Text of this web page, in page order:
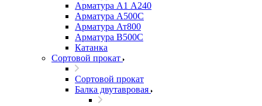
Арматура А1 А240
Арматура А500С
Арматура Ат800
Арматура В500С
Катанка
Сортовой прокат
Сортовой прокат
Балка двутавровая